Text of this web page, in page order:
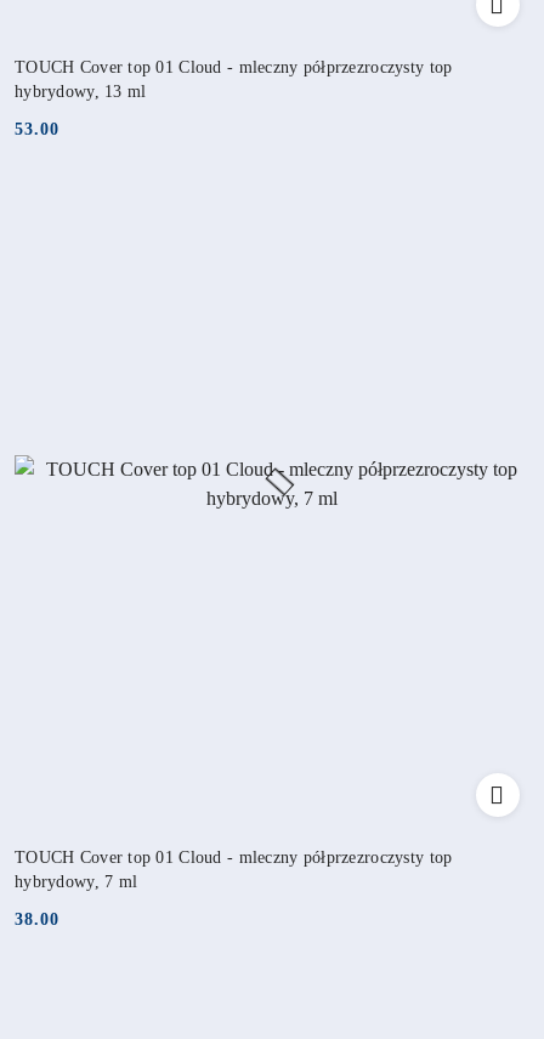
TOUCH Cover top 01 Cloud - mleczny półprzezroczysty top
hybrydowy, 13 ml
Cena:
53.00
TOUCH Cover top 01 Cloud - mleczny półprzezroczysty top
hybrydowy, 7 ml
Cena:
38.00